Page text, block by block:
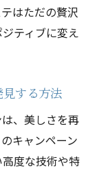
はただの贅沢
ティブに変え
する方法
、美しさを再
キャンペーン
度な技術や特